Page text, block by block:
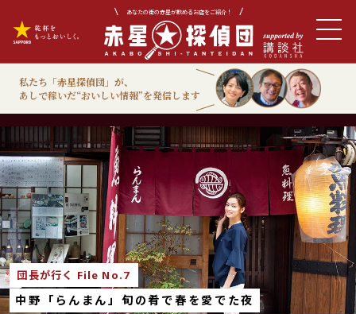
あなたの街の赤星が飲めるお店をご紹介！
私たち「赤星探偵団」が、
あしで稼いだ“おいしい情報”を発信します
団長が行く File No.7
中野「らんまん」旬の肴で春を愛でた夜